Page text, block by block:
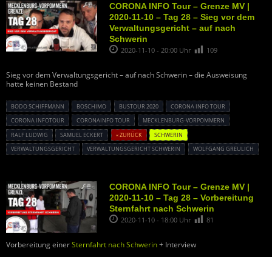
CORONA INFO Tour – Grenze MV |
2020-11-10 – Tag 28 – Sieg vor dem
Verwaltungsgericht – auf nach
Schwerin
2020-11-10 - 20:00 Uhr 109
Sieg vor dem Verwaltungsgericht – auf nach Schwerin – die Ausweisung
hatte keinen Bestand
BODO SCHIFFMANN BOSCHIMO BUSTOUR 2020
CORONA INFO TOUR
CORONA INFOTOUR
CORONAINFO TOUR
MECKLENBURG-VORPOMMERN
RALF LUDWIG
SAMUEL ECKERT « ZURÜCK
SCHWERIN
VERWALTUNGSGERICHT
VERWALTUNGSGERICHT SCHWERIN WOLFGANG GREULICH
CORONA INFO Tour – Grenze MV |
2020-11-10 – Tag 28 – Vorbereitung
Sternfahrt nach Schwerin
2020-11-10 - 18:00 Uhr 81
Vorbereitung einerSternfahrt nach Schwerin+ Interview